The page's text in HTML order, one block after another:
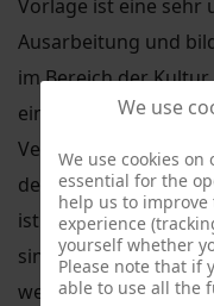
Vorlage ist eine sehr
Ausarbeitung und
im Bereich der
einer Formulierung,
Veranstaltungen in
des
ist auf der einen
sind die Mittel da,
weiteren Verfahren
We use
We use cookies
essential for the
help us to
experience
yourself whether
Please note that if
able to use all the